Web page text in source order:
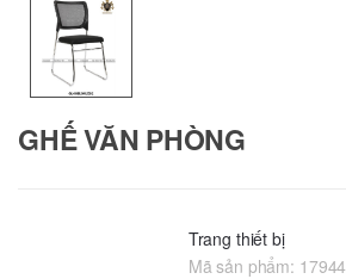
GHẾ VĂN PHÒNG
Trang thiết bị
Mã sản phẩm: 17944